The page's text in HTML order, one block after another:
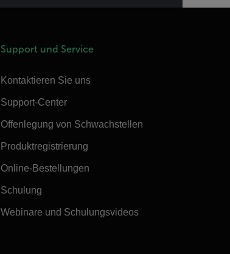
Support und Service
Kontaktieren Sie uns
Support-Center
Offenlegung von Schwachstellen
Produktregistrierung
Online-Bestellungen
Schulung
Webinare und Schulungsvideos